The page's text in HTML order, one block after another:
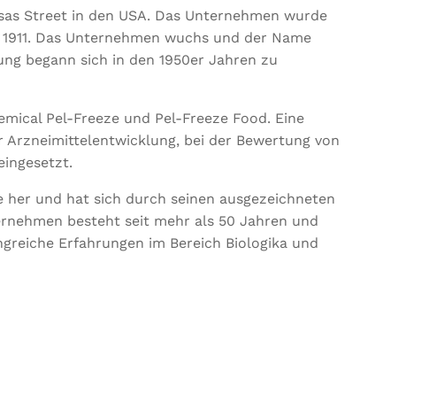
Street in den USA. Das Unternehmen wurde
Das Unternehmen wuchs und der Name
begann sich in den 1950er Jahren zu
Pel-Freeze und Pel-Freeze Food. Eine
bei der Bewertung von
und hat sich durch seinen ausgezeichneten
besteht seit mehr als 50 Jahren und
Erfahrungen im Bereich Biologika und